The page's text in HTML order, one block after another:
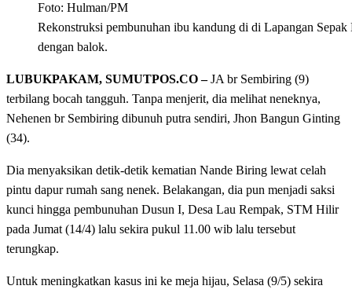
Foto: Hulman/PM
Rekonstruksi pembunuhan ibu kandung di di Lapangan
dengan balok.
LUBUKPAKAM, SUMUTPOS.CO –JA br Sembiring (9)
terbilang bocah tangguh. Tanpa menjerit, dia melihat neneknya,
Nehenen br Sembiring dibunuh putra sendiri, Jhon Bangun Ginting
(34).
Dia menyaksikan detik-detik kematian Nande Biring lewat celah
pintu dapur rumah sang nenek. Belakangan, dia pun menjadi saksi
kunci hingga pembunuhan Dusun I, Desa Lau Rempak, STM Hilir
pada Jumat (14/4) lalu sekira pukul 11.00 wib lalu tersebut
terungkap.
Untuk meningkatkan kasus ini ke meja hijau, Selasa (9/5) sekira